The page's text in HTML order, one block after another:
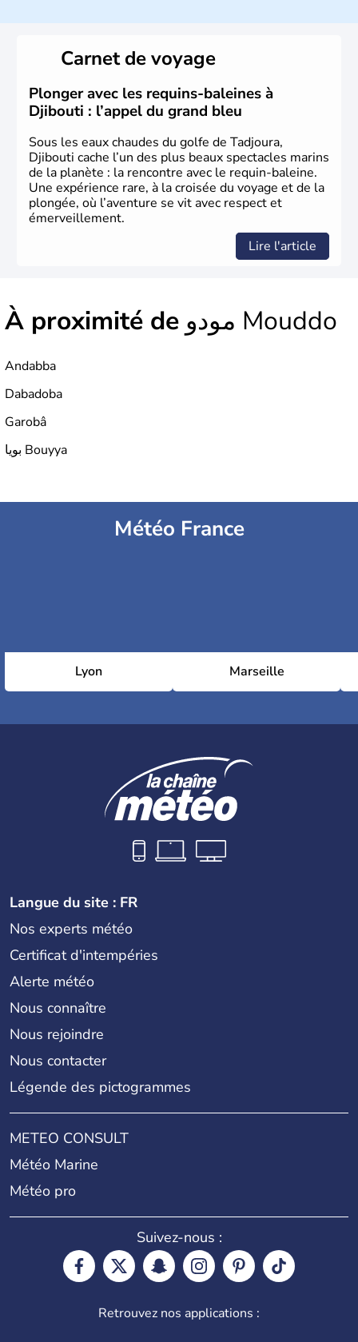
Carnet de voyage
Plonger avec les requins-baleines à
Djibouti : l’appel du grand bleu
Sous les eaux chaudes du golfe de Tadjoura,
Djibouti cache l’un des plus beaux spectacles marins
de la planète : la rencontre avec le requin-baleine.
Une expérience rare, à la croisée du voyage et de la
plongée, où l’aventure se vit avec respect et
émerveillement.
Lire l'article
À proximité de مودو Mouddo
Andabba
Dabadoba
Garobâ
بويا Bouyya
Météo France
Lyon Marseille
Langue du site : FR
Nos experts météo
Certificat d'intempéries
Alerte météo
Nous connaître
Nous rejoindre
Nous contacter
Légende des pictogrammes
METEO CONSULT
Météo Marine
Météo pro
Suivez-nous :
Retrouvez nos applications :